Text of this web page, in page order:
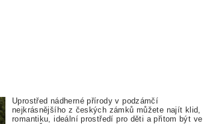
Uprostřed nádherné přírody v podzámčí
nejkrásnějšího z českých zámků můžete najít klid,
romantiku, ideální prostředí pro děti a přitom být ve